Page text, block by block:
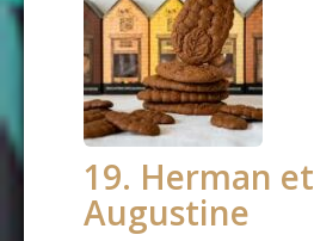
19. Herman et
Augustine